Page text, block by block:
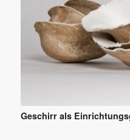
Geschirr als